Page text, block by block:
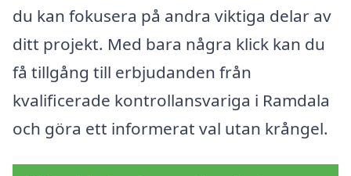
du kan fokusera på andra viktiga delar av
ditt projekt. Med bara några klick kan du
få tillgång till erbjudanden från
kvalificerade kontrollansvariga i Ramdala
och göra ett informerat val utan krångel.